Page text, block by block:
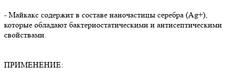
- Майкакс содержит в составе наночастицы серебра (Ag+),
которые обладают бактериостатическими и антисептическими
свойствами.
ПРИМЕНЕНИЕ: